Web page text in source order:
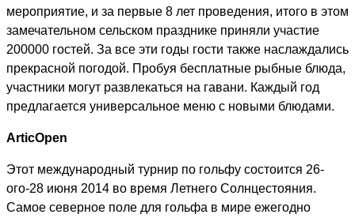
мероприятие, и за первые 8 лет проведения, итого в этом
замечательном сельском празднике приняли участие
200000 гостей. За все эти годы гости также наслаждались
прекрасной погодой. Пробуя бесплатные рыбные блюда,
участники могут развлекаться на гавани. Каждый год
предлагается универсальное меню с новыми блюдами.
ArticOpen
Этот международный турнир по гольфу состоится 26-
ого-28 июня 2014 во время Летнего Солнцестояния.
Самое северное поле для гольфа в мире ежегодно